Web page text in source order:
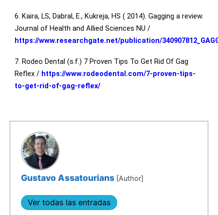
6. Kaira, LS, Dabral, E., Kukreja, HS ( 2014). Gagging a review.
Journal of Health and Allied Sciences NU /
https://www.researchgate.net/publication/
7. Rodeo Dental (s.f.) 7 Proven Tips To Get Rid Of Gag
Reflex / https://www.rodeodental.com/7-proven-tips-
to-get-rid-of-gag-reflex/
Gustavo Assatourians[Author]
Ver todas las entradas